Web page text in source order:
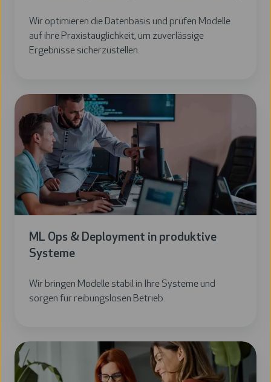
Wir optimieren die Datenbasis und prüfen Modelle
auf ihre Praxistauglichkeit, um zuverlässige
Ergebnisse sicherzustellen.
ML Ops & Deployment in produktive
Systeme
Wir bringen Modelle stabil in Ihre Systeme und
sorgen für reibungslosen Betrieb.